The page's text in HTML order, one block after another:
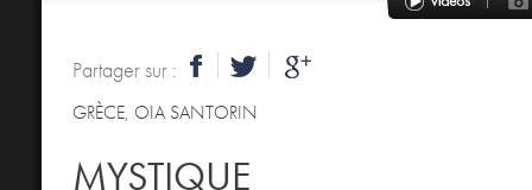
Partager sur :
GRÈCE, OIA SANTORIN
MYSTIQUE